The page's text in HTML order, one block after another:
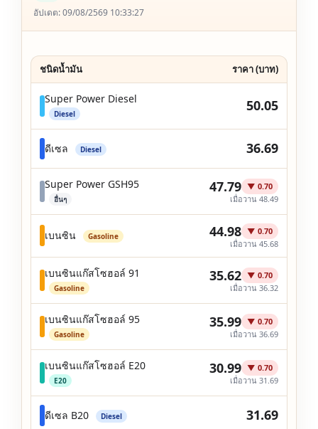
อัปเดต: 09/08/2569 10:33:27
ชนิดน้ำมัน ราคา (บาท)
Super Power Diesel
Diesel 50.05
ดีเซล Diesel 36.69
Super Power GSH95
อื่นๆ
47.79 ▼ 0.70
เมื่อวาน 48.49
เบนซิน Gasoline 44.98 ▼ 0.70
เมื่อวาน 45.68
เบนซินแก๊สโซฮอล์ 91
Gasoline
35.62 ▼ 0.70
เมื่อวาน 36.32
เบนซินแก๊สโซฮอล์ 95
Gasoline
35.99 ▼ 0.70
เมื่อวาน 36.69
เบนซินแก๊สโซฮอล์ E20
E20
30.99 ▼ 0.70
เมื่อวาน 31.69
ดีเซล B20 Diesel 31.69